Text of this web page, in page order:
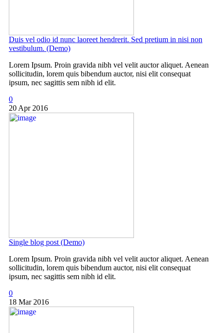
Duis vel odio id nunc laoreet hendrerit. Sed pretium in nisi non
vestibulum. (Demo)
Lorem Ipsum. Proin gravida nibh vel velit auctor aliquet. Aenean
sollicitudin, lorem quis bibendum auctor, nisi elit consequat
ipsum, nec sagittis sem nibh id elit.
0
20 Apr 2016
Single blog post (Demo)
Lorem Ipsum. Proin gravida nibh vel velit auctor aliquet. Aenean
sollicitudin, lorem quis bibendum auctor, nisi elit consequat
ipsum, nec sagittis sem nibh id elit.
0
18 Mar 2016